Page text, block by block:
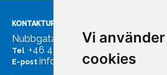
Vi
cookies
KONTAKTUPPGIFTER
Nubbgatan 7, 211 24 Malmö
Tel +46 40185561
E-post info@bachmans.se